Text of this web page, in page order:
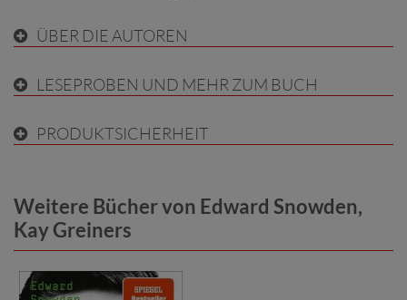
ÜBER DIE AUTOREN
LESEPROBEN UND MEHR ZUM BUCH
PRODUKTSICHERHEIT
Weitere Bücher von Edward Snowden,
Kay Greiners